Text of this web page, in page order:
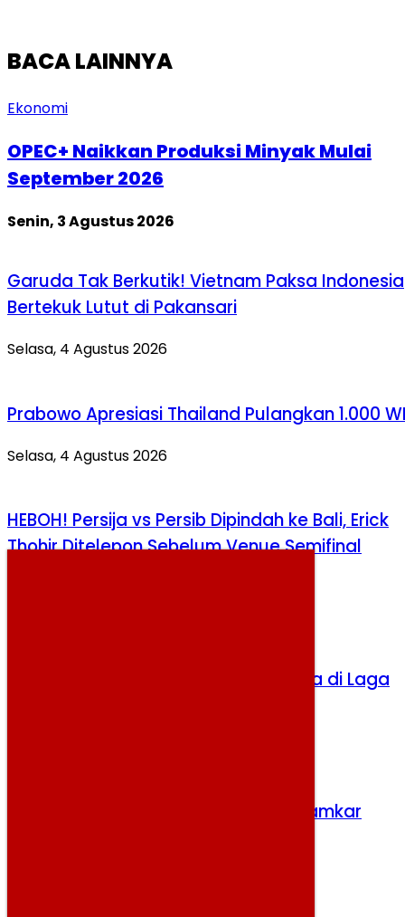
BACA LAINNYA
Ekonomi
OPEC+ Naikkan Produksi Minyak Mulai
September 2026
Senin, 3 Agustus 2026
Garuda Tak Berkutik! Vietnam Paksa Indonesia
Bertekuk Lutut di Pakansari
Selasa, 4 Agustus 2026
Prabowo Apresiasi Thailand Pulangkan 1.000
Selasa, 4 Agustus 2026
HEBOH! Persija vs Persib Dipindah ke Bali, Erick
Thohir Ditelepon Sebelum Venue Semifinal
Herdman Bidik Kemenangan Perdana di Laga
Rumah di Matraman Terbakar, 75 Damkar